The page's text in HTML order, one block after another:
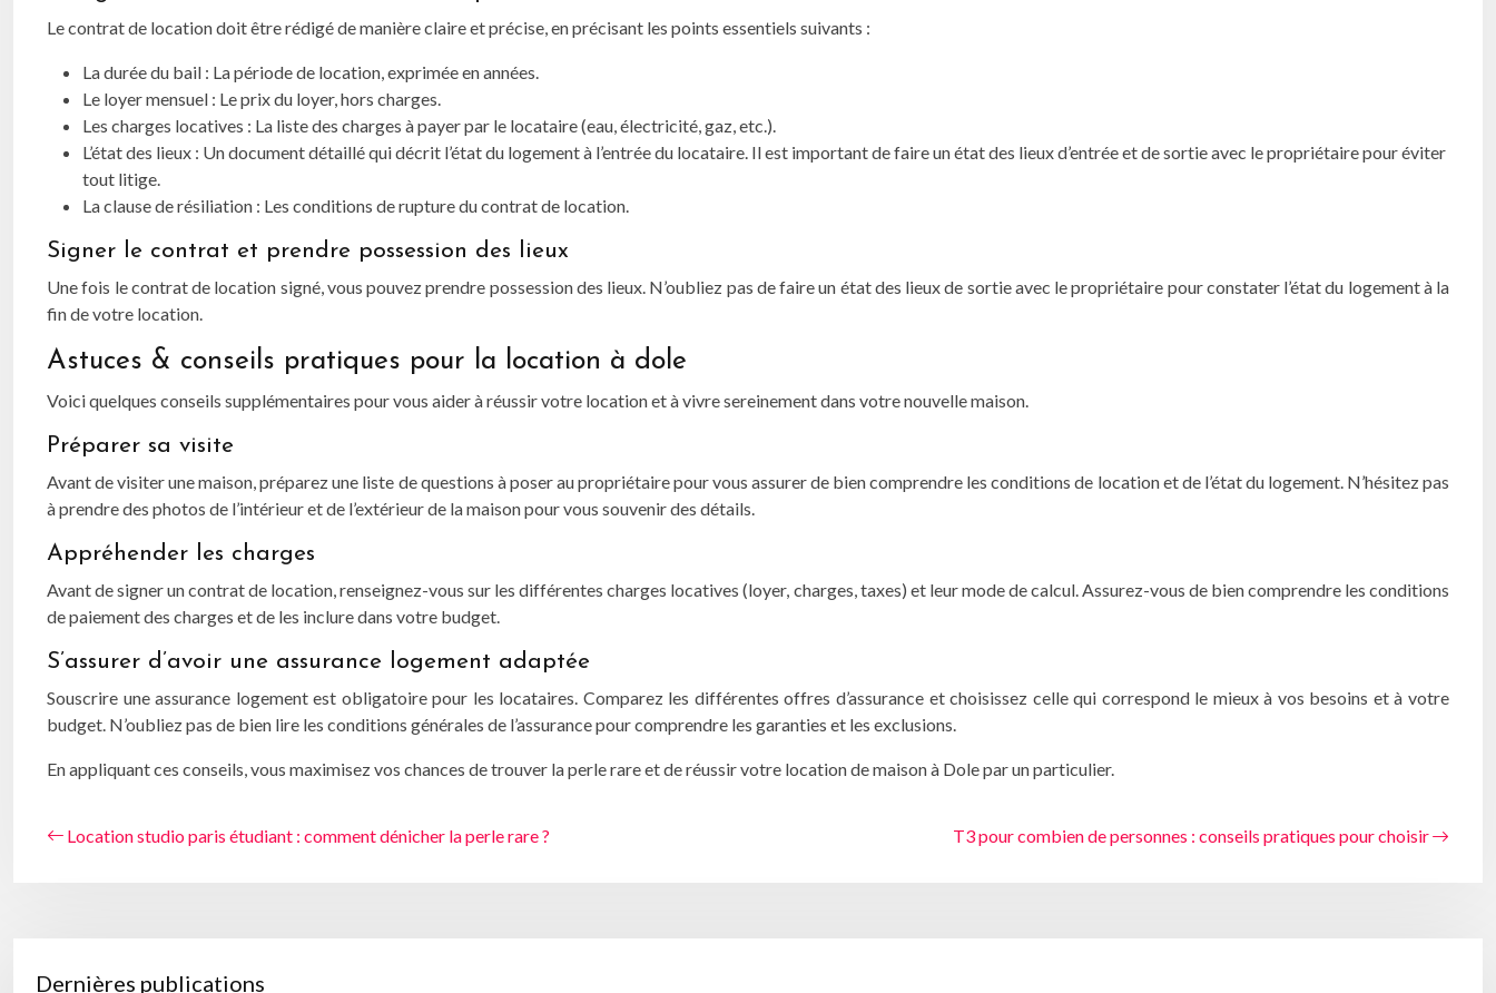
Le contrat de location doit être rédigé de manière claire et précise, en précisant les points essentiels suivants :
La durée du bail : La période de location, exprimée en années.
Le loyer mensuel : Le prix du loyer, hors charges.
Les charges locatives : La liste des charges à payer par le locataire (eau, électricité, gaz, etc.).
L’état des lieux : Un document détaillé qui décrit l’état du logement à l’entrée du locataire. Il est important de faire un état des lieux d’entrée et de sortie avec le propriétaire pour éviter
tout litige.
La clause de résiliation : Les conditions de rupture du contrat de location.
Signer le contrat et prendre possession des lieux
Une fois le contrat de location signé, vous pouvez prendre possession des lieux. N’oubliez pas de faire un état des lieux de sortie avec le propriétaire pour constater l’état du logement à la
fin de votre location.
Astuces & conseils pratiques pour la location à dole
Voici quelques conseils supplémentaires pour vous aider à réussir votre location et à vivre sereinement dans votre nouvelle maison.
Préparer sa visite
Avant de visiter une maison, préparez une liste de questions à poser au propriétaire pour vous assurer de bien comprendre les conditions de location et de l’état du logement. N’hésitez pas
à prendre des photos de l’intérieur et de l’extérieur de la maison pour vous souvenir des détails.
Appréhender les charges
Avant de signer un contrat de location, renseignez-vous sur les différentes charges locatives (loyer, charges, taxes) et leur mode de calcul. Assurez-vous de bien comprendre les conditions
de paiement des charges et de les inclure dans votre budget.
S’assurer d’avoir une assurance logement adaptée
Souscrire une assurance logement est obligatoire pour les locataires. Comparez les différentes offres d’assurance et choisissez celle qui correspond le mieux à vos besoins et à votre
budget. N’oubliez pas de bien lire les conditions générales de l’assurance pour comprendre les garanties et les exclusions.
En appliquant ces conseils, vous maximisez vos chances de trouver la perle rare et de réussir votre location de maison à Dole par un particulier.
Location studio paris étudiant : comment dénicher la perle rare ? T3 pour combien de personnes : conseils pratiques pour choisir
Dernières publications